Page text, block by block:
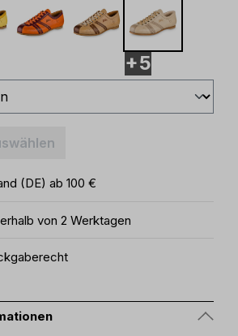
+5
(DE) ab 100 €
von 2 Werktagen